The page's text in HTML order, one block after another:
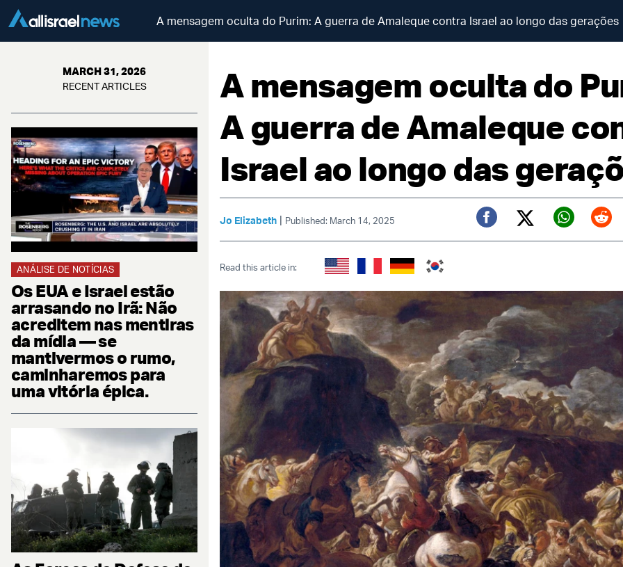
A mensagem oculta do Purim: A guerra de Amaleque contra Israel ao longo das gerações
MARCH 31, 2026
RECENT ARTICLES
ANÁLISE DE NOTÍCIAS
Os EUA e Israel estão
arrasando no Irã: Não
acreditem nas mentiras
da mídia — se
mantivermos o rumo,
caminharemos para
uma vitória épica.
A mensagem oculta do
A guerra de Amaleque
Israel ao longo das
Jo Elizabeth | Published: March 14, 2025
Facebook
Twitter (X)
Read this article in: